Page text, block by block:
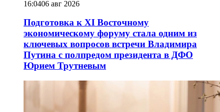
16:0406 авг 2026
Подготовка к XI Восточному
экономическому форуму стала одним из
ключевых вопросов встречи Владимира
Путина с полпредом президента в ДФО
Юрием Трутневым